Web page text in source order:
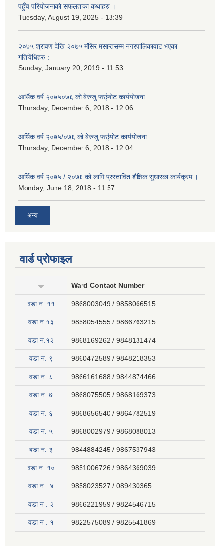
पहुँच परियोजनाको सफलताका कथाहरु ।
Tuesday, August 19, 2025 - 13:39
२०७५ श्रावण देखि २०७५ मंसिर मसान्तसम्म नगरपालिकावाट भएका
गतिविधिहरु :
Sunday, January 20, 2019 - 11:53
आर्थिक वर्ष २०७५०७६ को बेरुजु फर्छ्योट कार्ययोजना
Thursday, December 6, 2018 - 12:06
आर्थिक वर्ष २०७५/०७६ को बेरुजु फर्छ्योट कार्ययोजना
Thursday, December 6, 2018 - 12:04
आर्थिक वर्ष २०७५ / २०७६ को लागि प्रस्तावित शैक्षिक सुधारका कार्यक्रम ।
Monday, June 18, 2018 - 11:57
अन्य
वार्ड प्रोफाइल
Ward Contact Number
वडा न‍. ११ 9868003049 / 9858066515
वडा न.१३ 9858054555 / 9866763215
वडा न.१२ 9868169262 / 9848131474
वडा न. ९ 9860472589 / 9848218353
वडा न. ८ 9866161688 / 9844874466
वडा न. ७ 9868075505 / 9868169373
वडा न. ६ 9868656540 / 9864782519
वडा न. ५ 9868002979 / 9868088013
वडा न. ३ 9844884245 / 9867537943
वडा न. १० 9851006726 / 9864369039
वडा न . ४ 9858023527 / 089430365
वडा न . २ 9866221959 / 9824546715
वडा न . १ 9822575089 / 9825541869